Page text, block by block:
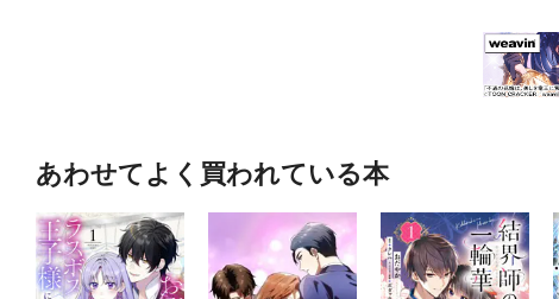
あわせてよく買われている本